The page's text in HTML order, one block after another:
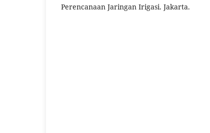
Perencanaan Jaringan Irigasi. Jakarta.